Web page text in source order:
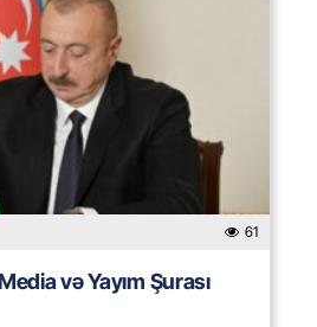
61
və Yayım Şurası